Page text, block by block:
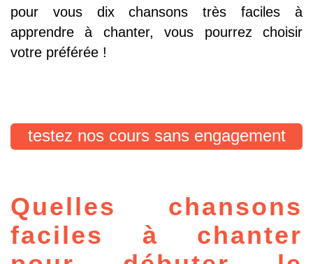
pour vous dix chansons très faciles à
apprendre à chanter, vous pourrez choisir
votre préférée !
testez nos cours sans engagement
Quelles chansons
faciles à chanter